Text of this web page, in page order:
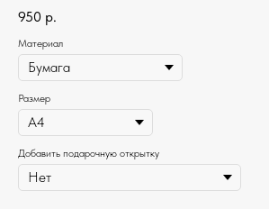
950 р.
Материал
Размер
Добавить подарочную открытку